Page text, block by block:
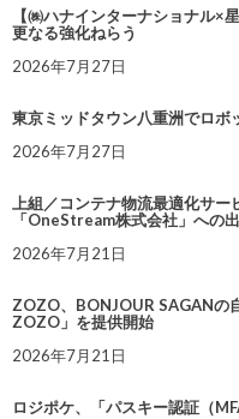
【㈱ハナインターナショナル×
更なる強化ねらう
2026年7月27日
東京ミッドタウン八重洲でロボ
2026年7月27日
上組／コンテナ物流最適化サー
「OneStream株式会社」への
2026年7月21日
ZOZO、BONJOUR SAGANの
ZOZO」を提供開始
2026年7月21日
ロジポケ、「パスキー認証（